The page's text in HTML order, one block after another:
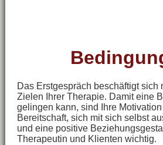
Das Erstgespräch beschäftigt sich
Zielen Ihrer Therapie. Damit eine
gelingen kann, sind Ihre
Bereitschaft, sich mit sich selbst
und eine positive
Therapeutin und Klienten wichtig.